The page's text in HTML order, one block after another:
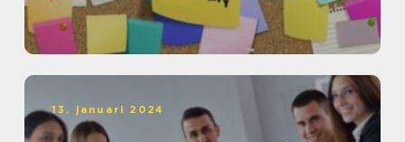
13. januari 2024